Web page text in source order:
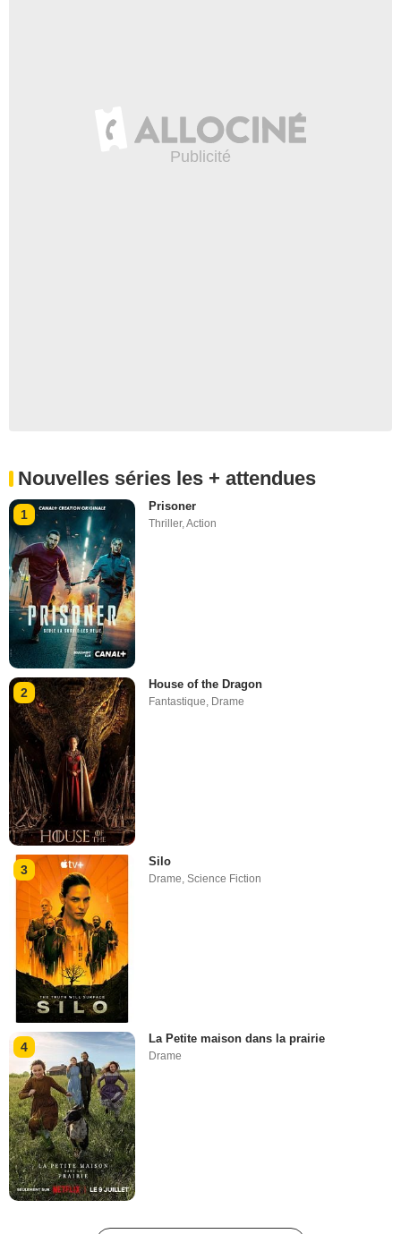
Nouvelles séries les + attendues
1
Prisoner
Thriller,Action
2
House of the Dragon
Fantastique Drame
3
Silo
Drame,Science Fiction
4
La Petite maison dans la prairie
Drame